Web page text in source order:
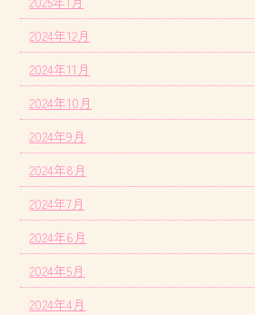
2024年12月
2024年11月
2024年10月
2024年9月
2024年8月
2024年7月
2024年6月
2024年5月
2024年4月